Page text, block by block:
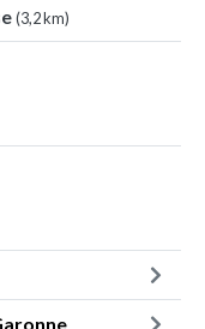
(3,2 km)